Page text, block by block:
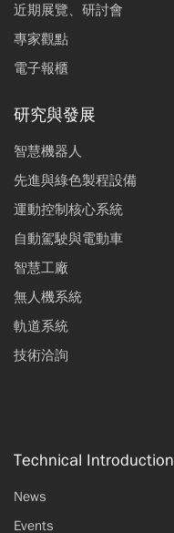
近期展覽、研討會
專家觀點
電子報櫃
研究與發展
智慧機器人
先進與綠色製程設備
運動控制核心系統
自動駕駛與電動車
智慧工廠
無人機系統
軌道系統
技術洽詢
Technical Introduction
News
Events